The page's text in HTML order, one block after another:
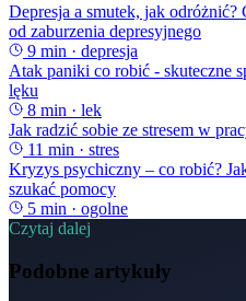
Depresja a smutek, jak
od zaburzenia depresyjnego
9 min · depresja
Atak paniki co robić - skuteczne
lęku
8 min · lek
Jak radzić sobie ze stresem w
11 min · stres
Kryzys psychiczny – co robić?
szukać pomocy
5 min · ogolne
Czytaj dalej
Podobne artykuły